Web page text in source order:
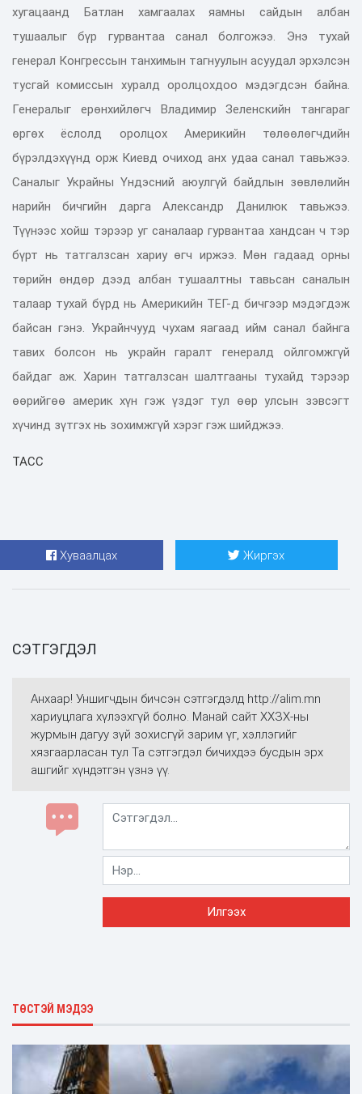
хугацаанд Батлан хамгаалах яамны сайдын албан
тушаалыг бүр гурвантаа санал болгожээ. Энэ тухай
генерал Конгрессын танхимын тагнуулын асуудал эрхэлсэн
тусгай комиссын хуралд оролцохдоо мэдэгдсэн байна.
Генералыг ерөнхийлөгч Владимир Зеленскийн тангараг
өргөх ёслолд оролцох Америкийн төлөөлөгчдийн
бүрэлдэхүүнд орж Киевд очиход анх удаа санал тавьжээ.
Саналыг Украйны Үндэсний аюулгүй байдлын зөвлөлийн
нарийн бичгийн дарга Александр Данилюк тавьжээ.
Түүнээс хойш тэрээр уг саналаар гурвантаа хандсан ч тэр
бүрт нь татгалзсан хариу өгч иржээ. Мөн гадаад орны
төрийн өндөр дээд албан тушаалтны тавьсан саналын
талаар тухай бүрд нь Америкийн ТЕГ-д бичгээр мэдэгдэж
байсан гэнэ. Украйнчууд чухам яагаад ийм санал байнга
тавих болсон нь украйн гаралт генералд ойлгомжгүй
байдаг аж. Харин татгалзсан шалтгааны тухайд тэрээр
өөрийгөө америк хүн гэж үздэг тул өөр улсын зэвсэгт
хүчинд зүтгэх нь зохимжгүй хэрэг гэж шийджээ.
ТАСС
Хуваалцах Жиргэх
СЭТГЭГДЭЛ
Анхаар! Уншигчдын бичсэн сэтгэгдэлд http://alim.mn
хариуцлага хүлээхгүй болно. Манай сайт ХХЗХ-ны
журмын дагуу зүй зохисгүй зарим үг, хэллэгийг
хязгаарласан тул Та сэтгэгдэл бичихдээ бусдын эрх
ашгийг хүндэтгэн үзнэ үү.
ТӨСТЭЙ МЭДЭЭ